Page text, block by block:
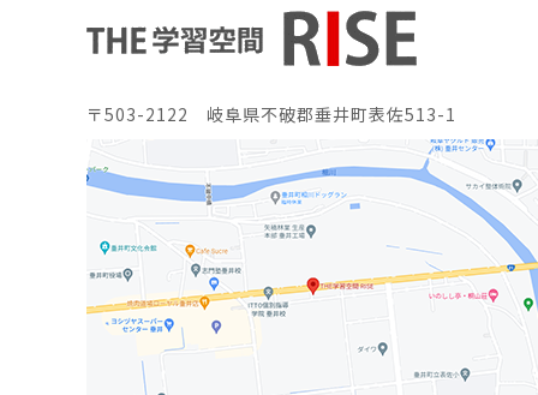
〒503-2122 岐阜県不破郡垂井町表佐513-1